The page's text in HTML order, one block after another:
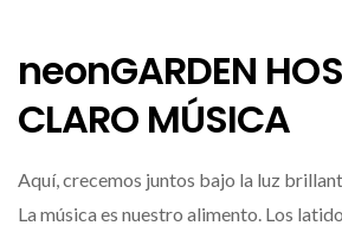
neonGARDEN
CLARO MÚSICA
Aquí, crecemos juntos bajo la luz
La música es nuestro alimento. Los